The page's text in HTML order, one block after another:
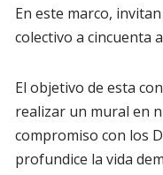
En este marco,
colectivo a cincuenta
El objetivo de esta
realizar un mural en
compromiso con los
profundice la vida